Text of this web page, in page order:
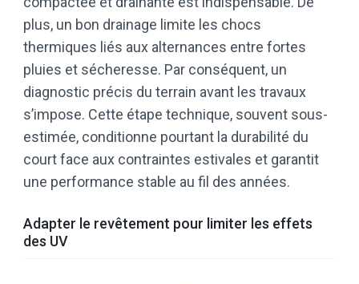
plus, un bon drainage limite les chocs
thermiques liés aux alternances entre fortes
pluies et sécheresse. Par conséquent, un
diagnostic précis du terrain avant les travaux
s’impose. Cette étape technique, souvent sous-
estimée, conditionne pourtant la durabilité du
court face aux contraintes estivales et garantit
une performance stable au fil des années.
Adapter le revêtement pour limiter les effets
des UV